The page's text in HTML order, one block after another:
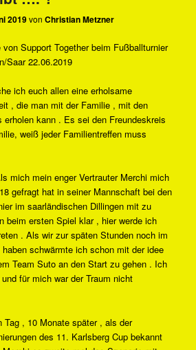
2019vonChristian Metzner
Support Together beim Fußballturnier
Saar 22.06.2019
ich euch allen eine erholsame
, die man mit der Familie , mit den
erholen kann . Es sei den Freundeskreis
weiß jeder Familientreffen muss
mich mein enger Vertrauter Merchi mich
gefragt hat in seiner Mannschaft bei den
im saarländischen Dillingen mit zu
beim ersten Spiel klar , hier werde ich
. Als wir zur späten Stunden noch im
schwärmte ich schon mit der idee
Team Suto an den Start zu gehen . Ich
für mich war der Traum nicht
Tag , 10 Monate später , als der
des 11. Karlsberg Cup bekannt